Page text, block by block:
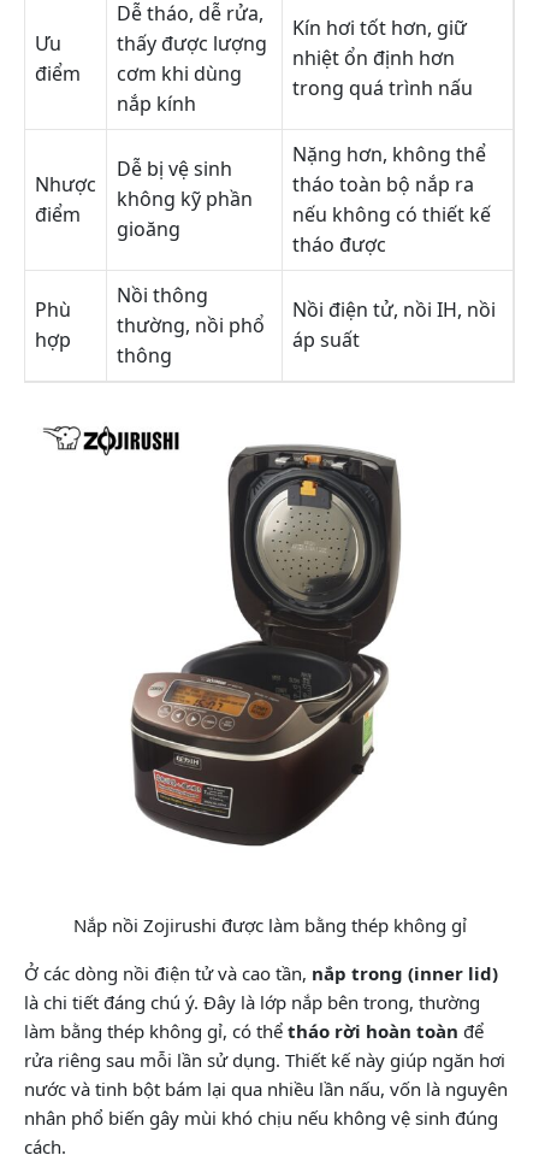
Ưu
điểm
Dễ tháo, dễ rửa,
thấy được lượng
cơm khi dùng
nắp kính
Kín hơi tốt hơn, giữ
nhiệt ổn định hơn
trong quá trình nấu
Nhược
điểm
Dễ bị vệ sinh
không kỹ phần
gioăng
Nặng hơn, không thể
tháo toàn bộ nắp ra
nếu không có thiết kế
tháo được
Phù
hợp
Nồi thông
thường, nồi phổ
thông
Nồi điện tử, nồi IH, nồi
áp suất
Nắp nồi Zojirushi được làm bằng thép không gỉ
Ở các dòng nồi điện tử và cao tần, nắp trong (inner lid)
là chi tiết đáng chú ý. Đây là lớp nắp bên trong, thường
làm bằng thép không gỉ, có thể tháo rời hoàn toàn để
rửa riêng sau mỗi lần sử dụng. Thiết kế này giúp ngăn hơi
nước và tinh bột bám lại qua nhiều lần nấu, vốn là nguyên
nhân phổ biến gây mùi khó chịu nếu không vệ sinh đúng
cách.